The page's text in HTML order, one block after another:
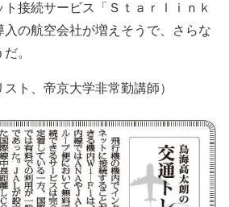
接続サービス「Ｓｔａｒｌｉｎｋ
入の航空会社が増えそうで、さらな
。
ト、帝京大学非常勤講師）